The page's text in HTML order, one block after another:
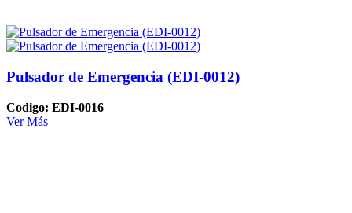
Pulsador de Emergencia (EDI-0012)
Codigo: EDI-0016
Ver Más